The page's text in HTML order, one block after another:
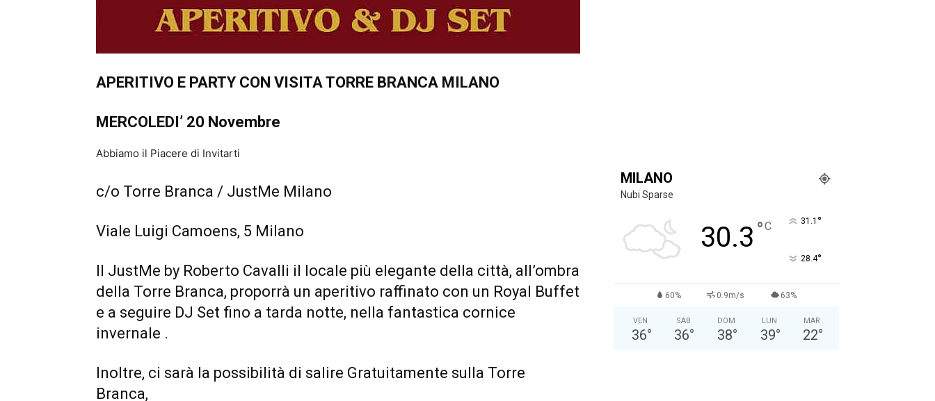
APERITIVO E PARTY CON VISITA TORRE BRANCA MILANO
MERCOLEDI’ 20 Novembre
Abbiamo il Piacere di Invitarti
c/o Torre Branca / JustMe Milano
Viale Luigi Camoens, 5 Milano
Il JustMe by Roberto Cavalli il locale più elegante della città, all’ombra
della Torre Branca, proporrà un aperitivo raffinato con un Royal Buffet
e a seguire DJ Set fino a tarda notte, nella fantastica cornice
invernale .
Inoltre, ci sarà la possibilità di salire Gratuitamente sulla Torre
Branca,
MILANO
Nubi Sparse
30.3 °C 31.1 °
28.4°
60% 0.9m/s 63%
VEN
36°
SAB
36°
DOM
38°
LUN
39°
MAR
22°